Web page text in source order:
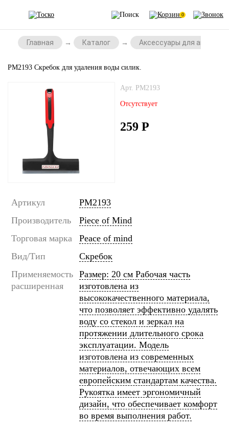
0
Главная Каталог Аксессуары для
PM2193 Скребок для удаления воды силик.
Арт. PM2193
Отсутствует
259 Р
Артикул
PM2193
Производитель
Piece of Mind
Торговая марка
Peace of mind
Вид/Тип
Скребок
Применяемость
расширенная
Размер: 20 см Рабочая часть
изготовлена из
высококачественного материала,
что позволяет эффективно удалять
воду со стекол и зеркал на
протяжении длительного срока
эксплуатации. Модель
изготовлена из современных
материалов, отвечающих всем
европейским стандартам качества.
Рукоятка имеет эргономичный
дизайн, что обеспечивает комфорт
во время выполнения работ.